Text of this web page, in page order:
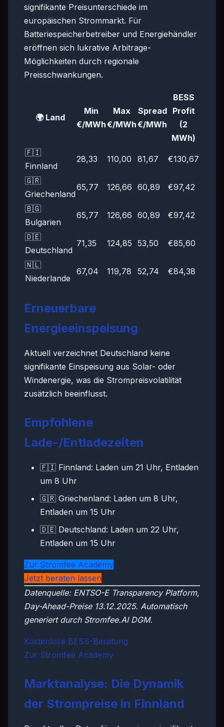
signifikante Preisunterschiede im
europäischen Strommarkt. Für
Batteriespeicherbetreiber und Energiehändler
eröffnen sich lukrative Arbitrage-
Möglichkeiten durch regionale
Preisschwankungen.
🌍 Land
Min
€/MWh
Max
€/MWh
Spread
€/MWh
BESS
Profit
(2
MWh)
🇫🇮
Finnland
28,33 110,00 81,67 €130,67
🇬🇷
Griechenland
65,77 126,66 60,89 €97,42
🇧🇬
Bulgarien
65,77 126,66 60,89 €97,42
🇩🇪
Deutschland
71,35 124,85 53,50 €85,60
🇳🇱
Niederlande
67,04 119,78 52,74 €84,38
Erneuerbare
Energieeinspeisung
Aktuell verzeichnet Deutschland keine
signifikante Einspeisung aus Solar- oder
Windenergie, was die Strompreisvolatilität
zusätzlich beeinflusst.
Empfohlene
Lade-/Entladezeiten
🇫🇮 Finnland: Laden um 21 Uhr, Entladen
um 8 Uhr
🇬🇷 Griechenland: Laden um 8 Uhr,
Entladen um 15 Uhr
🇩🇪 Deutschland: Laden um 22 Uhr,
Entladen um 15 Uhr
Zur Stromfee Academy
Jetzt beraten lassen
Datenquelle: ENTSO-E Transparency Platform,
Day-Ahead-Preise 13.12.2025. Automatisch
generiert durch Stromfee.AI DGM.
Kostenlose BESS-Beratung
Zur Stromfee Academy
Marktanalyse: Die Dynamik
der Strompreise in Finnland